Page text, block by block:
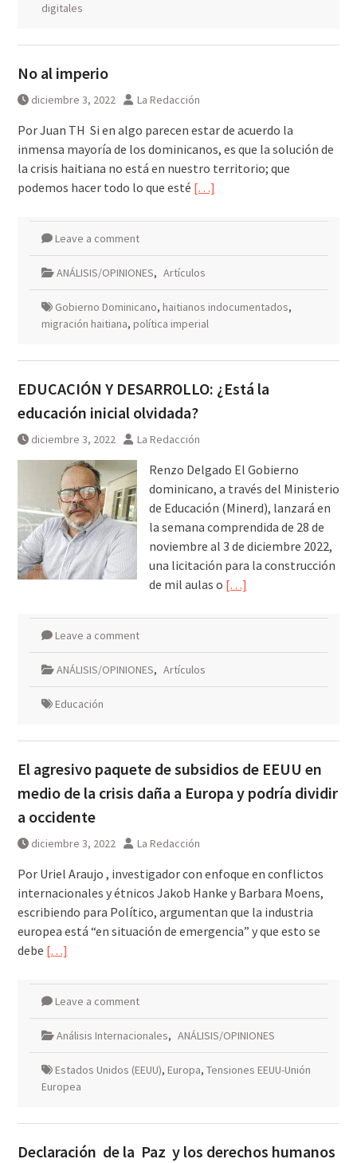
digitales
No al imperio
diciembre 3, 2022 La Redacción
Por Juan TH Si en algo parecen estar de acuerdo la
inmensa mayoría de los dominicanos, es que la solución de
la crisis haitiana no está en nuestro territorio; que
podemos hacer todo lo que esté […]
Leave a comment
ANÁLISIS/OPINIONES, Artículos
Gobierno Dominicano, haitianos indocumentados,
migración haitiana, política imperial
EDUCACIÓN Y DESARROLLO: ¿Está la
educación inicial olvidada?
diciembre 3, 2022 La Redacción
Renzo Delgado El Gobierno
dominicano, a través del Ministerio
de Educación (Minerd), lanzará en
la semana comprendida de 28 de
noviembre al 3 de diciembre 2022,
una licitación para la construcción
de mil aulas o […]
Leave a comment
ANÁLISIS/OPINIONES, Artículos
Educación
El agresivo paquete de subsidios de EEUU en
medio de la crisis daña a Europa y podría dividir
a occidente
diciembre 3, 2022 La Redacción
Por Uriel Araujo , investigador con enfoque en conflictos
internacionales y étnicos Jakob Hanke y Barbara Moens,
escribiendo para Político, argumentan que la industria
europea está “en situación de emergencia” y que esto se
debe […]
Leave a comment
Análisis Internacionales, ANÁLISIS/OPINIONES
Estados Unidos (EEUU), Europa, Tensiones EEUU-Unión
Europea
Declaración de la Paz y los derechos humanos